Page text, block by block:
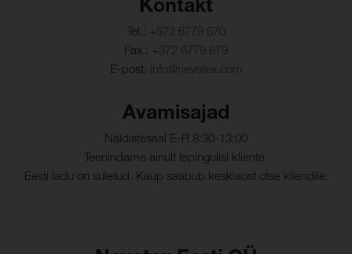
Kontakt
Tel.: +372 6779 670
Fax.: +372 6779 679
E-post: info@nevotex.com
Avamisajad
Näidistesaal E-R 8:30-13:00
Teenindame ainult lepingulisi kliente.
Eesti ladu on suletud. Kaup saabub kesklaost otse kliendile.